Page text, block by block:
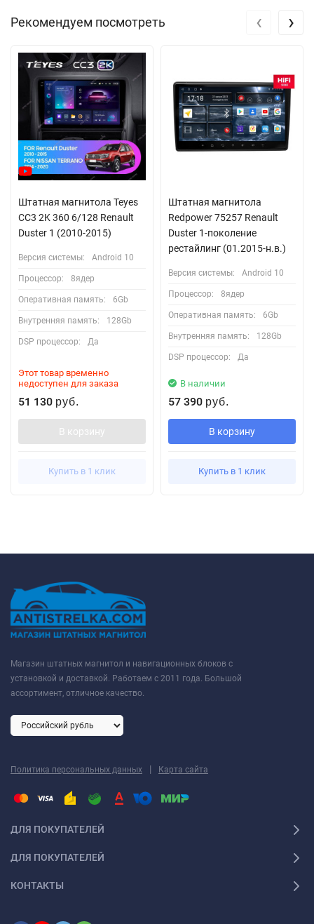
Рекомендуем посмотреть
Штатная магнитола Teyes
CC3 2K 360 6/128 Renault
Duster 1 (2010-2015)
Версия системы: Android 10
Процессор: 8ядер
Оперативная память: 6Gb
Внутренняя память: 128Gb
DSP процессор: Да
Этот товар временно
недоступен для заказа
51 130 руб.
В корзину
Купить в 1 клик
Штатная магнитола
Redpower 75257 Renault
Duster 1-поколение
рестайлинг (01.2015-н.в.)
Версия системы: Android 10
Процессор: 8ядер
Оперативная память: 6Gb
Внутренняя память: 128Gb
DSP процессор: Да
В наличии
57 390 руб.
В корзину
Купить в 1 клик
‹ ›
Магазин штатных магнитол и навигационных блоков с
установкой и доставкой. Работаем с 2011 года. Большой
ассортимент, отличное качество.
Политика персональных данных | Карта сайта
ДЛЯ ПОКУПАТЕЛЕЙ
ДЛЯ ПОКУПАТЕЛЕЙ
КОНТАКТЫ